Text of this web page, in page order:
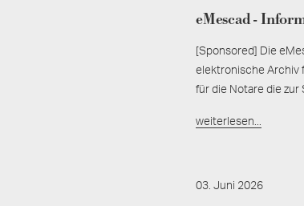
eMescad -
[Sponsored] Die
elektronische Archiv
für die Notare die zur
weiterlesen...
03. Juni 2026